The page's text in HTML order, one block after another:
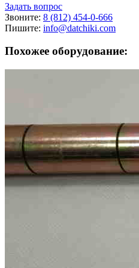
Задать вопрос
Звоните: 8 (812) 454-0-666
Пишите: info@datchiki.com
Похожее оборудование: